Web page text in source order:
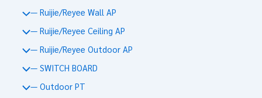
— Ruijie/Reyee Wall AP
— Ruijie/Reyee Ceiling AP
— Ruijie/Reyee Outdoor AP
— SWITCH BOARD
— Outdoor PT